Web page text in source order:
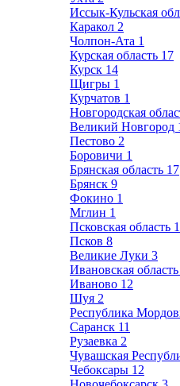
Иссык-Кульская
Каракол 2
Чолпон-Ата 1
Курская область 17
Курск 14
Щигры 1
Курчатов 1
Новгородская
Великий Новгород
Пестово 2
Боровичи 1
Брянская область 17
Брянск 9
Фокино 1
Мглин 1
Псковская область
Псков 8
Великие Луки 3
Ивановская область
Иваново 12
Шуя 2
Республика
Саранск 11
Рузаевка 2
Чувашская
Чебоксары 12